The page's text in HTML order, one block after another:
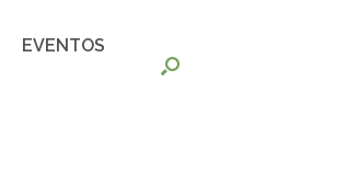
EVENTOS